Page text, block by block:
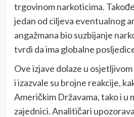
trgovinom narkoticima.
jedan od ciljeva eventualnog
angažmana bio suzbijanje
tvrdi da ima globalne
Ove izjave dolaze u
i izazvale su brojne reakcije,
Američkim Državama, tako i u
zajednici. Analitičari